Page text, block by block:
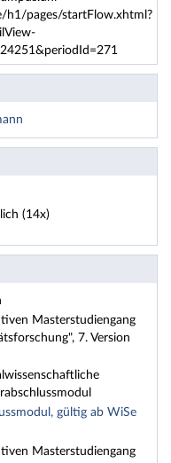
h1/pages/startFlow.xhtml?
(14x)
Masterstudiengang
7. Version
gültig ab WiSe
Masterstudiengang